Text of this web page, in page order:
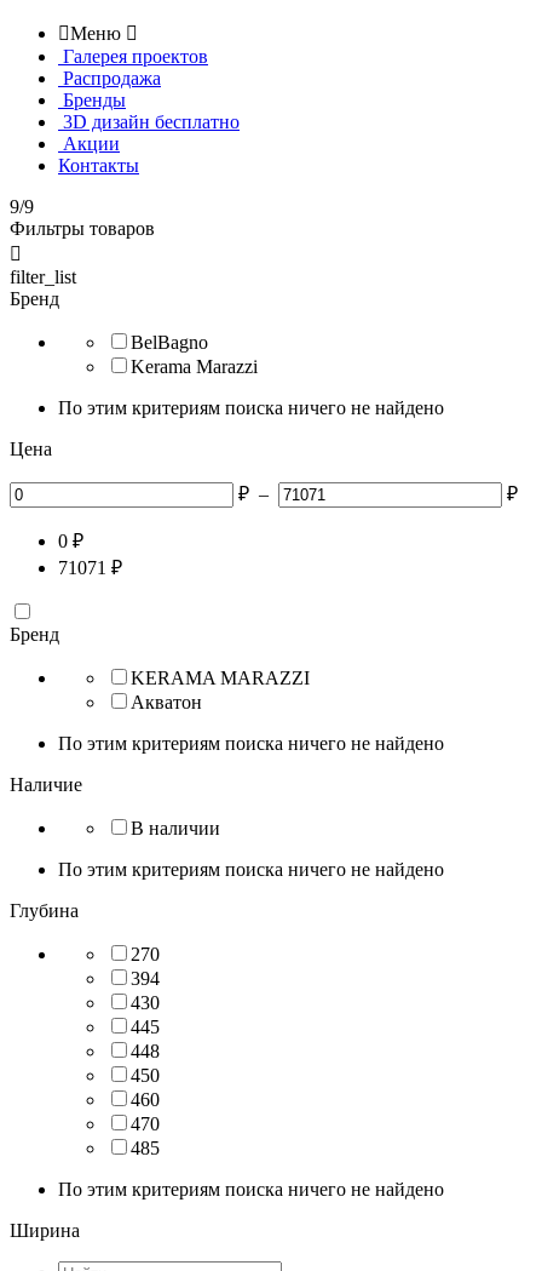
Меню 
Галерея проектов
Распродажа
Бренды
3D дизайн бесплатно
Акции
Контакты
9/9
Фильтры товаров

filter_list
Бренд
BelBagno
Kerama Marazzi
По этим критериям поиска ничего не найдено
Цена
₽ – ₽
0 ₽
71071 ₽
Бренд
KERAMA MARAZZI
Акватон
По этим критериям поиска ничего не найдено
Наличие
В наличии
По этим критериям поиска ничего не найдено
Глубина
270
394
430
445
448
450
460
470
485
По этим критериям поиска ничего не найдено
Ширина